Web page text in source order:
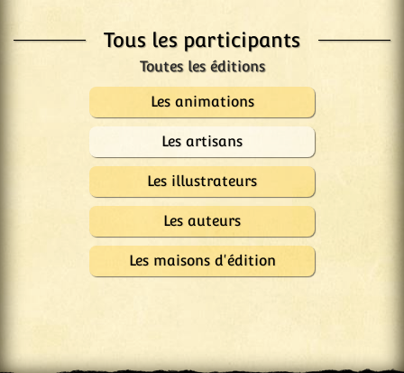
Tous les participants
Les animations
Les artisans
Les illustrateurs
Les auteurs
Les maisons d'édition